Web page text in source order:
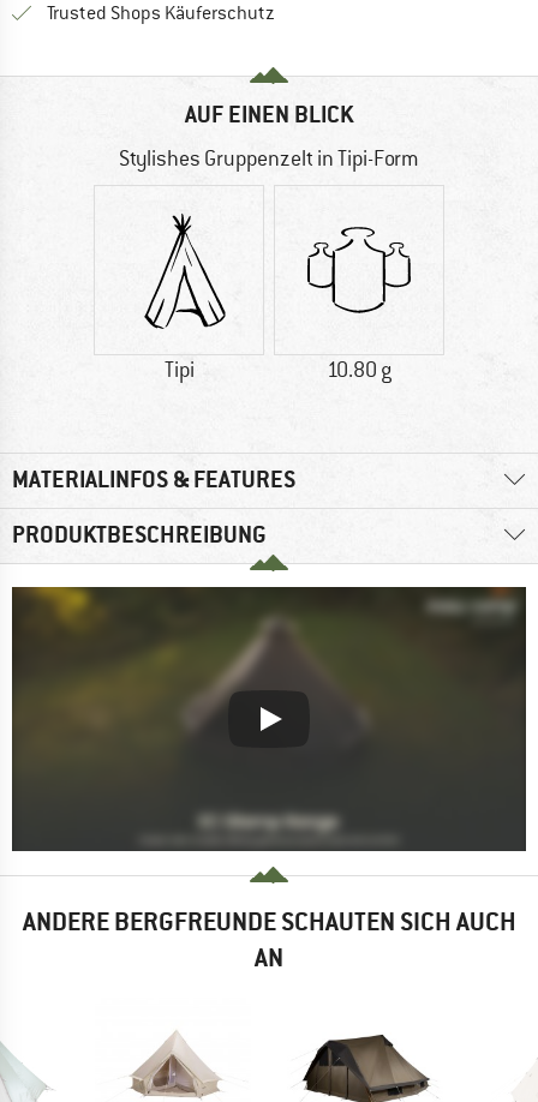
Trusted Shops Käuferschutz
AUF EINEN BLICK
Stylishes Gruppenzelt in Tipi-Form
Tipi 10.80 g
MATERIALINFOS & FEATURES
PRODUKTBESCHREIBUNG
ANDERE BERGFREUNDE SCHAUTEN SICH AUCH
AN